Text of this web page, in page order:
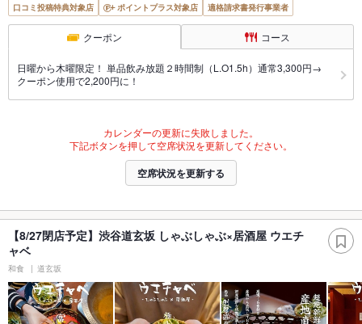
口コミ投稿特典対象店 ポイントプラス対象店 適格請求書発行事業者
クーポン コース
日曜から木曜限定！ 単品飲み放題２時間制（L.O1.5h）通常3,300円→
クーポン使用で2,200円に！
カレンダーの更新に失敗しました。
下記ボタンを押して空席状況を更新してください。
空席状況を更新する
【8/27閉店予定】渋谷道玄坂 しゃぶしゃぶ×居酒屋 ウエチ
ャベ
和食 道玄坂